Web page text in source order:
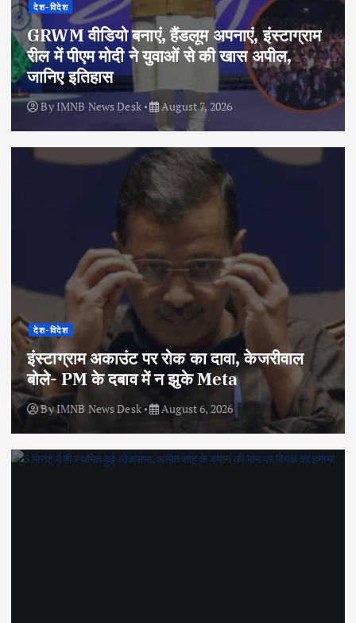
देश-विदेश
GRWM वीडियो बनाएं, हैंडलूम अपनाएं, इंस्टाग्राम
रील में पीएम मोदी ने युवाओं से की खास अपील,
जानिए इतिहास
By IMNB News Desk August 7, 2026
देश-विदेश
इंस्टाग्राम अकाउंट पर रोक का दावा, केजरीवाल
बोले- PM के दबाव में न झुके Meta
ByIMNB News Desk August 6, 2026